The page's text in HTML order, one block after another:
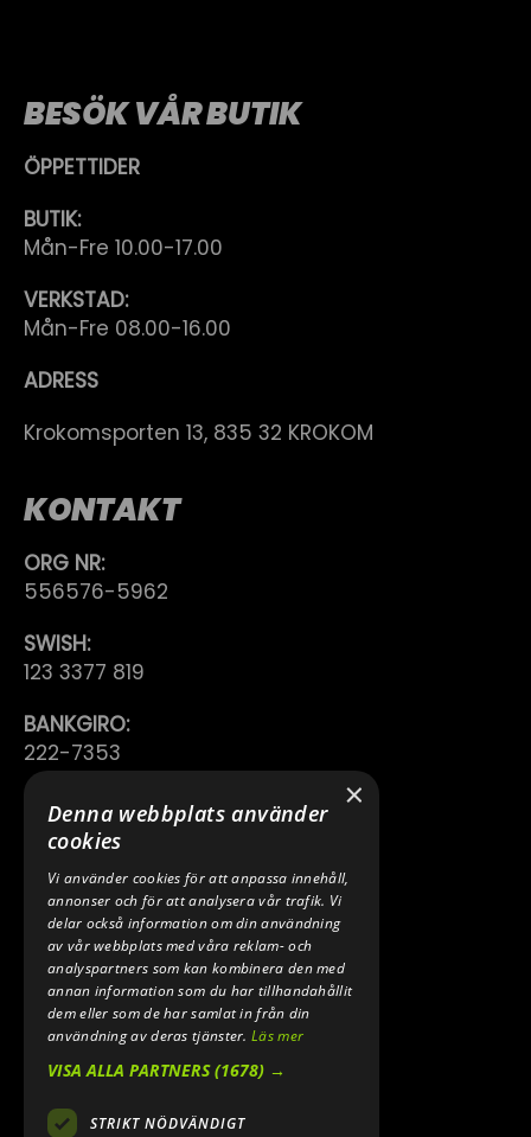
BESÖK VÅR BUTIK
ÖPPETTIDER
BUTIK:
Mån-Fre 10.00-17.00
VERKSTAD:
Mån-Fre 08.00-16.00
ADRESS
Krokomsporten 13, 835 32 KROKOM
KONTAKT
ORG NR:
556576-5962
SWISH:
123 3377 819
BANKGIRO:
222-7353
TELEFON:
0640 200 50
E-POST:
INFO@SPEEDSHOPEN.SE
ÅNGRA MITT KÖP
×
Denna webbplats använder
cookies
Vi använder cookies för att anpassa innehåll,
annonser och för att analysera vår trafik. Vi
delar också information om din användning
av vår webbplats med våra reklam- och
analyspartners som kan kombinera den med
annan information som du har tillhandahållit
dem eller som de har samlat in från din
användning av deras tjänster.Läs mer
VISA ALLA PARTNERS(1678) →
STRIKT NÖDVÄNDIGT